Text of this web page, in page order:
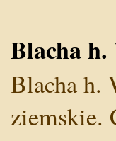
Blacha h.
Blacha h.
ziemskie.